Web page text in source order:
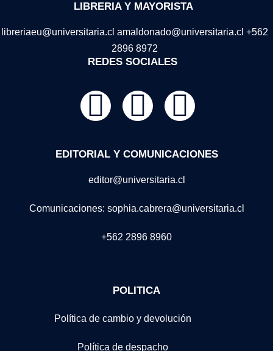
LIBRERIA Y MAYORISTA
libreriaeu@universitaria.cl amaldonado@universitaria.cl +562
2896 8972
REDES SOCIALES
EDITORIAL Y COMUNICACIONES
editor@universitaria.cl
Comunicaciones: sophia.cabrera@universitaria.cl
+562 2896 8960
POLITICA
Política de cambio y devolución
Política de despacho